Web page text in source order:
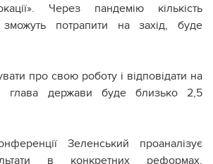
Через пандемію кількість
зможуть потрапити на захід, буде
про свою роботу і відповідати на
глава держави буде близько 2,5
Зеленський проаналізує
в конкретних реформах,